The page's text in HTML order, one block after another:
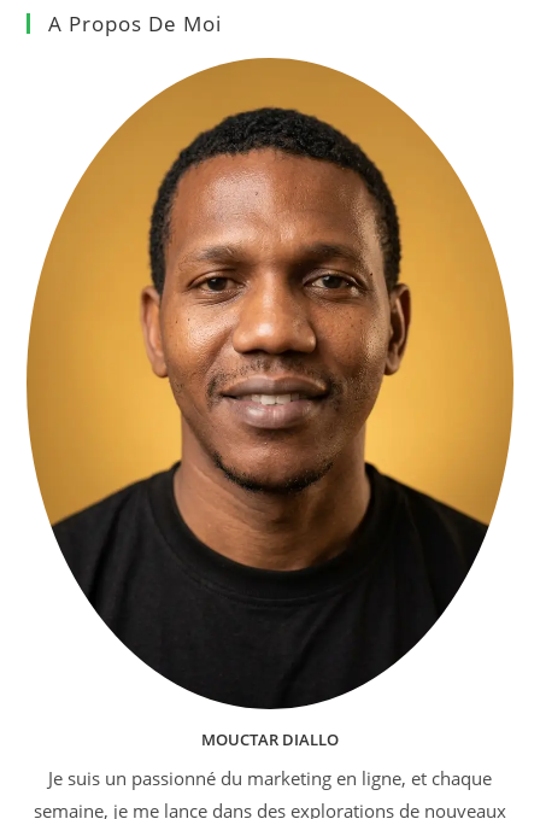
A Propos De Moi
MOUCTAR DIALLO
Je suis un passionné du marketing en ligne, et chaque
semaine, je me lance dans des explorations de nouveaux